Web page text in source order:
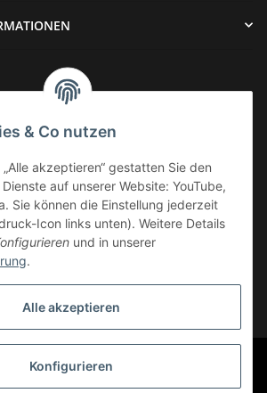
inkl. gesetzlicher USt., zzgl.
© Phoenix-Cycles
Powered byJTL-Shop
& Co nutzen
akzeptieren“ gestatten Sie den
auf unserer Website: YouTube,
Sie können die Einstellung jederzeit
Icon links unten). Weitere Details
und in unserer
.
Alle akzeptieren
Konfigurieren